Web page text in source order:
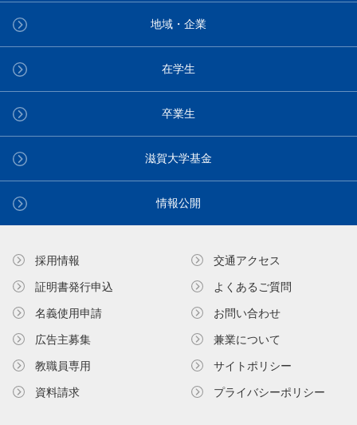
地域・企業
在学生
卒業生
滋賀大学基金
情報公開
採用情報
証明書発⾏申込
名義使⽤申請
広告主募集
教職員専⽤
資料請求
交通アクセス
よくあるご質問
お問い合わせ
兼業について
サイトポリシー
プライバシーポリシー